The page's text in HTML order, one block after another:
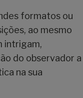
formatos ou
ao mesmo
intrigam,
do observador a
na sua